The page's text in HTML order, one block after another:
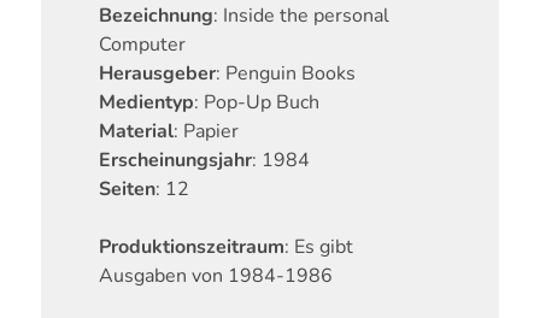
Bezeichnung: Inside the personal
Computer
Herausgeber: Penguin Books
Medientyp: Pop-Up Buch
Material: Papier
Erscheinungsjahr: 1984
Seiten: 12
Produktionszeitraum: Es gibt
Ausgaben von 1984-1986